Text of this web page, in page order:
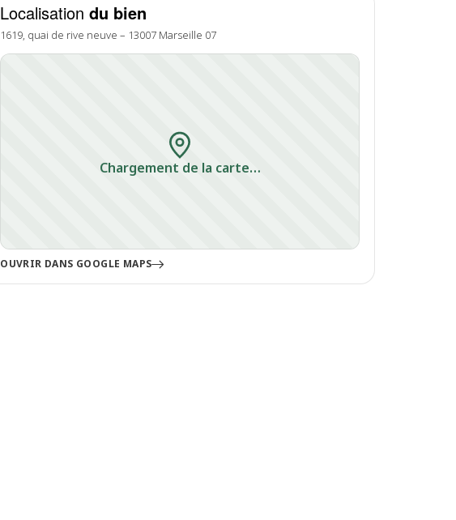
Localisationdu bien
1619, quai de rive neuve – 13007 Marseille 07
Chargement de la carte…
OUVRIR DANS GOOGLE MAPS